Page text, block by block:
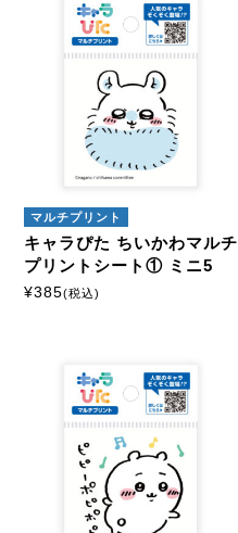
マルチプリント
キャラぴた ちいかわマルチ
プリントシート① ミニ5
¥385(税込)